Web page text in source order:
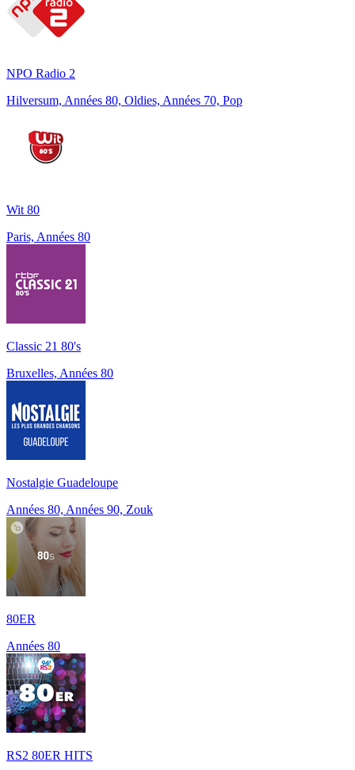
NPO Radio 2
Hilversum, Années 80, Oldies, Années 70, Pop
Wit 80
Paris, Années 80
Classic 21 80's
Bruxelles, Années 80
Nostalgie Guadeloupe
Années 80, Années 90, Zouk
80ER
Années 80
RS2 80ER HITS